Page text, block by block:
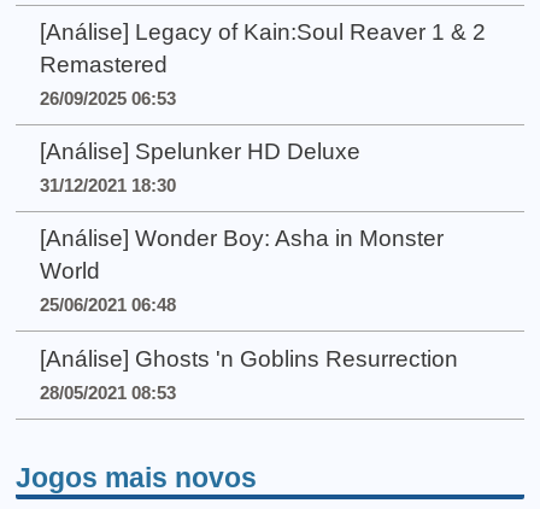
[Análise] Legacy of Kain:Soul Reaver 1 & 2
Remastered
26/09/2025 06:53
[Análise] Spelunker HD Deluxe
31/12/2021 18:30
[Análise] Wonder Boy: Asha in Monster
World
25/06/2021 06:48
[Análise] Ghosts 'n Goblins Resurrection
28/05/2021 08:53
Jogos mais novos